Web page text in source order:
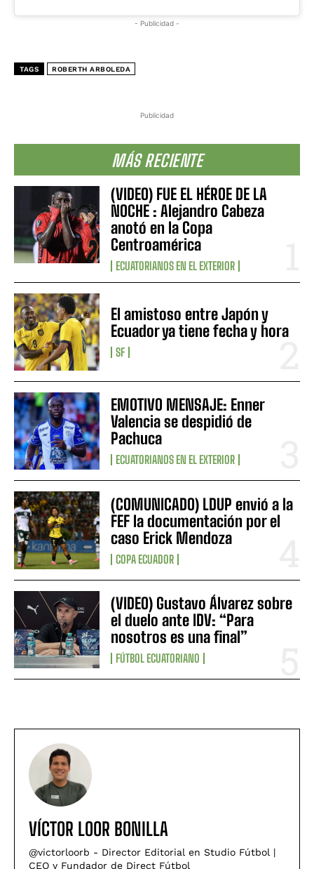
Publicidad
MÁS RECIENTE
(VIDEO) FUE EL HÉROE DE LA
NOCHE : Alejandro Cabeza
anotó en la Copa
Centroamérica
ECUATORIANOS EN EL EXTERIOR
El amistoso entre Japón y
Ecuador ya tiene fecha y hora
SF
EMOTIVO MENSAJE: Enner
Valencia se despidió de
Pachuca
ECUATORIANOS EN EL EXTERIOR
(COMUNICADO) LDUP envió a la
FEF la documentación por el
caso Erick Mendoza
COPA ECUADOR
(VIDEO) Gustavo Álvarez sobre
el duelo ante IDV: “Para
nosotros es una final”
FÚTBOL ECUATORIANO
- Publicidad -
TAGS ROBERTH ARBOLEDA
VÍCTOR LOOR BONILLA
@victorloorb - Director Editorial en Studio Fútbol |
CEO y Fundador de Direct Fútbol